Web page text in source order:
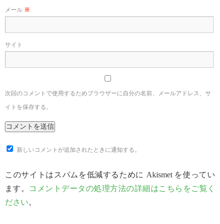
メール ※
サイト
次回のコメントで使用するためブラウザーに自分の名前、メールアドレス、サ
イトを保存する。
新しいコメントが追加されたときに通知する。
このサイトはスパムを低減するために Akismet を使ってい
ます。 コメントデータの処理方法の詳細はこちらをご覧く
ださい。